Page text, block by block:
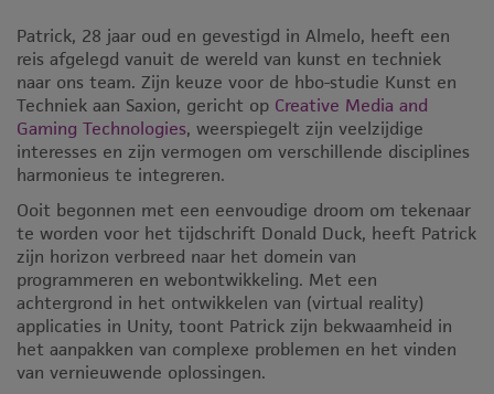
Patrick, 28 jaar oud en gevestigd in Almelo, heeft een
reis afgelegd vanuit de wereld van kunst en techniek
naar ons team. Zijn keuze voor de hbo-studie Kunst en
Techniek aan Saxion, gericht op Creative Media and
Gaming Technologies, weerspiegelt zijn veelzijdige
interesses en zijn vermogen om verschillende disciplines
harmonieus te integreren.
Ooit begonnen met een eenvoudige droom om tekenaar
te worden voor het tijdschrift Donald Duck, heeft Patrick
zijn horizon verbreed naar het domein van
programmeren en webontwikkeling. Met een
achtergrond in het ontwikkelen van (virtual reality)
applicaties in Unity, toont Patrick zijn bekwaamheid in
het aanpakken van complexe problemen en het vinden
van vernieuwende oplossingen.